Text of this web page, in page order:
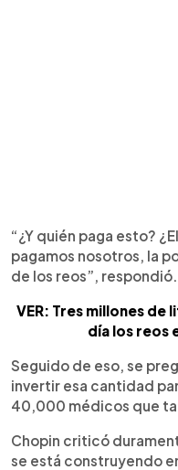
“¿Y quién paga esto?
pagamos nosotros, la
de los reos”, respondió.
VER: Tres millones de
día los reos
Seguido de eso, se
invertir esa cantidad
40,000 médicos que
Chopin criticó
se está construyendo